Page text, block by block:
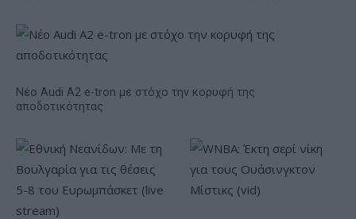
Νέο Audi A2 e-tron με στόχο την κορυφή της
αποδοτικότητας